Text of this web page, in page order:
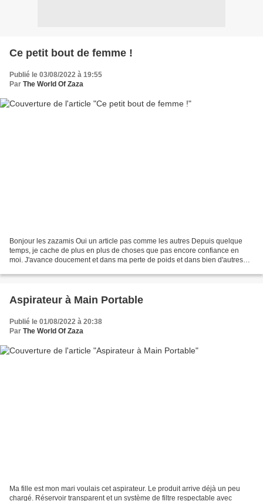
Ce petit bout de femme !
Publié le 03/08/2022 à 19:55
Par The World Of Zaza
Bonjour les zazamis Oui un article pas comme les autres Depuis quelque
temps, je cache de plus en plus de choses que pas encore confiance en
moi. J'avance doucement et dans ma perte de poids et dans bien d'autres
Aspirateur à Main Portable
Publié le 01/08/2022 à 20:38
Par The World Of Zaza
Ma fille est mon mari voulais cet aspirateur. Le produit arrive déjà un peu
chargé. Réservoir transparent et un système de filtre respectable avec